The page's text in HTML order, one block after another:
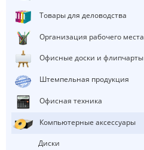
Товары для деловодства
Организация рабочего места
Офисные доски и флипчарты
Штемпельная продукция
Офисная техника
Компьютерные аксессуары
Диски